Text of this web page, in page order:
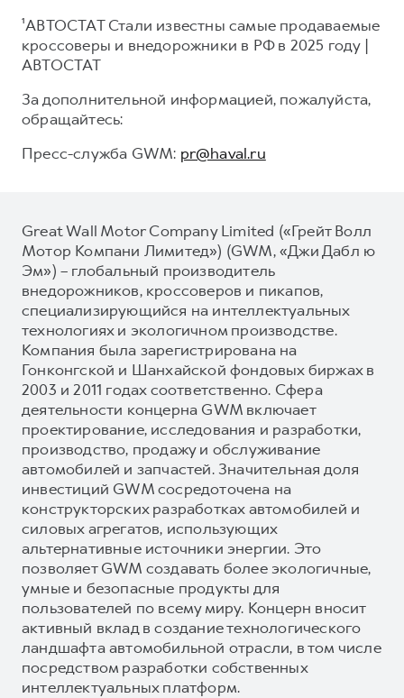
¹АВТОСТАТ Стали известны самые продаваемые
кроссоверы и внедорожники в РФ в 2025 году |
АВТОСТАТ
За дополнительной информацией, пожалуйста,
обращайтесь:
Пресс-служба GWM: pr@haval.ru
Great Wall Motor Company Limited («Грейт Волл
Мотор Компани Лимитед») (GWM, «Джи Дабл ю
Эм») – глобальный производитель
внедорожников, кроссоверов и пикапов,
специализирующийся на интеллектуальных
технологиях и экологичном производстве.
Компания была зарегистрирована на
Гонконгской и Шанхайской фондовых биржах в
2003 и 2011 годах соответственно. Сфера
деятельности концерна GWM включает
проектирование, исследования и разработки,
производство, продажу и обслуживание
автомобилей и запчастей. Значительная доля
инвестиций GWM сосредоточена на
конструкторских разработках автомобилей и
силовых агрегатов, использующих
альтернативные источники энергии. Это
позволяет GWM создавать более экологичные,
умные и безопасные продукты для
пользователей по всему миру. Концерн вносит
активный вклад в создание технологического
ландшафта автомобильной отрасли, в том числе
посредством разработки собственных
интеллектуальных платформ.